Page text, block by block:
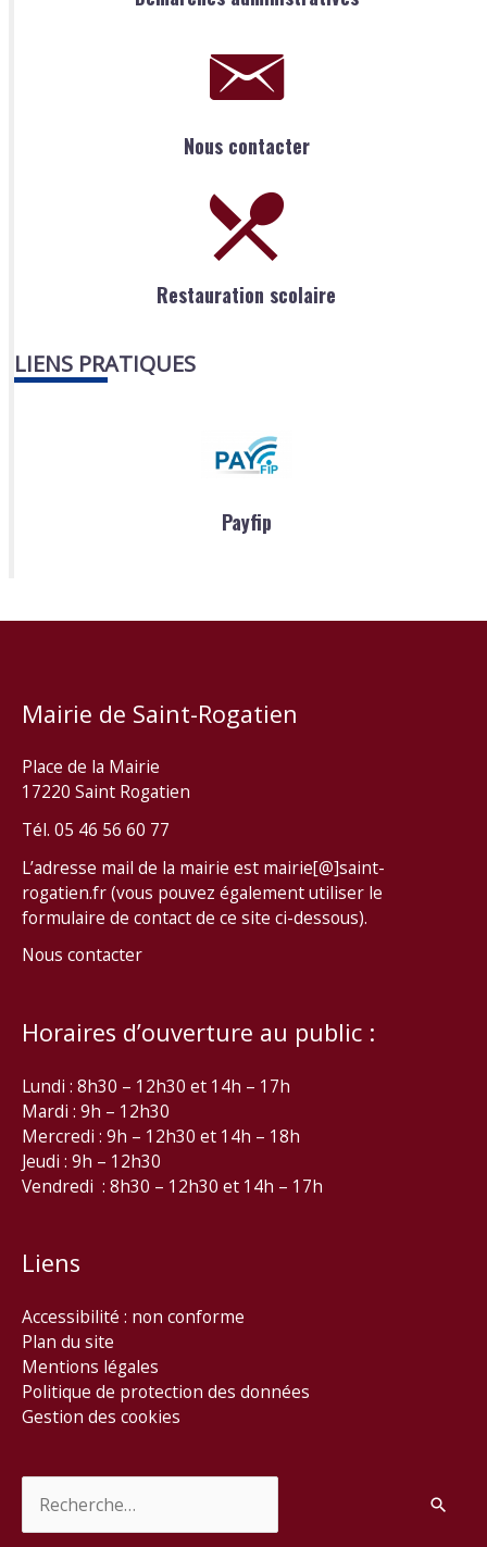
Nous contacter
Restauration scolaire
LIENS PRATIQUES
Payfip
Mairie de Saint-Rogatien
Place de la Mairie
17220 Saint Rogatien
Tél. 05 46 56 60 77
L’adresse mail de la mairie est mairie[@]saint-
rogatien.fr (vous pouvez également utiliser le
formulaire de contact de ce site ci-dessous).
Nous contacter
Horaires d’ouverture au public :
Lundi : 8h30 – 12h30 et 14h – 17h
Mardi : 9h – 12h30
Mercredi : 9h – 12h30 et 14h – 18h
Jeudi : 9h – 12h30
Vendredi : 8h30 – 12h30 et 14h – 17h
Liens
Accessibilité : non conforme
Plan du site
Mentions légales
Politique de protection des données
Gestion des cookies